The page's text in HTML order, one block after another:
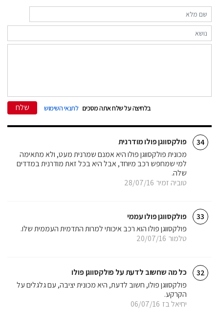
בלחיצה על שלח אתה מסכים לתנאי השימוש שלח
34 פולקסווגן פולו מודרנית
טוביה זמיר 28/07/16
מכונית פולקסווגן פולו היא אמנם שמרנית מעט, ולא מתאימה
למי שמחפש רכב מיוחד, אבל היא בכל זאת מודרנית במדדים
שלה.
33 פולקסווגן פולו עממי
טלמור 20/07/16
פולקסווגן פולו הוא רכב איכותי למרות התדמית העממית שלו.
32 כל מה שחשוב לדעת על פולקסווגן פולו
יחיאל בז 06/07/16
פולקסווגן פולו, חשוב לדעת, היא מכונית יציבה, עם גלגלים על
הקרקע.